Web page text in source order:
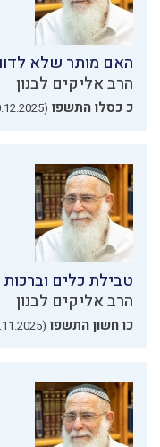
האם מותר שלא
הרב אליקים לבנון
כ כסלו התשפו (10.12.2025)
טבילת כלים וברכות
הרב אליקים לבנון
כו חשון התשפו (17.11.2025)